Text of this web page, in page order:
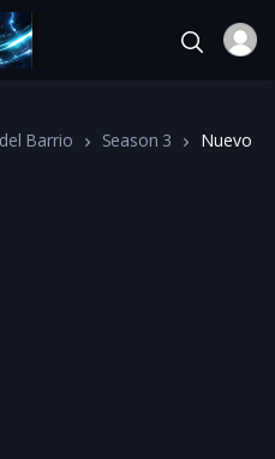
Barrio Season 3
Nuevo